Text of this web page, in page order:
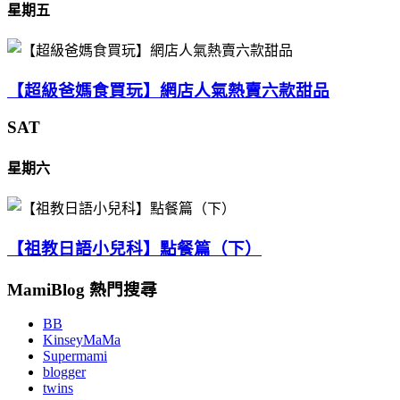
星期五
【超級爸媽食買玩】網店人氣熱賣六款甜品
SAT
星期六
【祖教日語小兒科】點餐篇（下）
MamiBlog 熱門搜尋
BB
KinseyMaMa
Supermami
blogger
twins